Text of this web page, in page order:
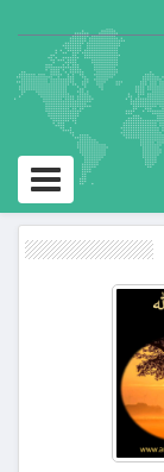
Toggle